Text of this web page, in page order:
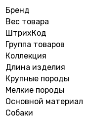
Бренд
Вес товара
ШтрихКод
Группа товаров
Коллекция
Длина изделия
Крупные породы
Мелкие породы
Основной материал
Собаки